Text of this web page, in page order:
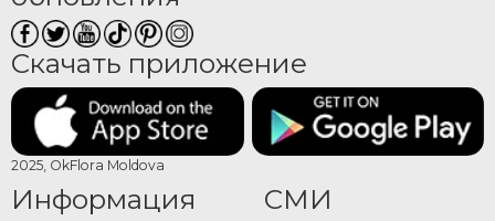
В категории представлены букеты из белых, розовых, фиолетовых и
других оттенков орхидей. Их можно сочетать с зеленью или другими
цветами, создавая гармоничные и сбалансированные композиции.
Заказ букета невесты онлайн
Выберите подходящий букет, оформите заказ и при необходимости
добавьте индивидуальные пожелания. Каждый букет создается с
Скачать приложение
2025, OkFlora Moldova
Информация СМИ